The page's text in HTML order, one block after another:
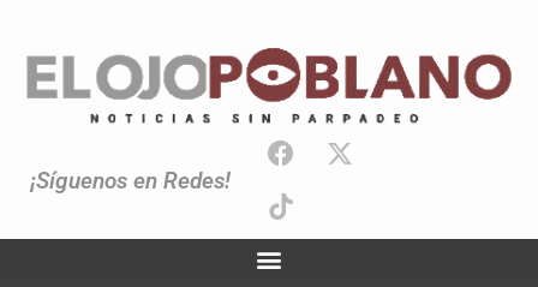
¡Síguenos en Redes!